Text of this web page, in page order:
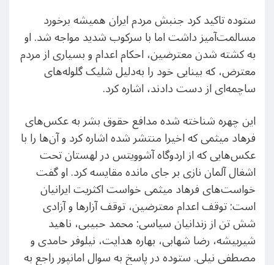
ستوده تاکید کرد جنبش مردم ایران همیشه برخورد
مسالمت‌آمیز داشت اما با سرکوب شدید مواجه شد. او
به کشته شدن معترضین، احکام اعدام و بسیاری از مردم
معترض، که بینایی خود را به‌دلیل شلیک گلوله‌های
ساچمه‌ای از دست دادند، اشاره کرد.
این چهره شناخته شده مدافع حقوق بشر به عکس‌های
فرهاد میثمی که اخیرا منتشر شده اشاره کرد و آن‌ها را با
عکس‌هایی که از اردوگاه آشوویتس در لهستان تحت
اشغال آلمان نازی بر جای مانده مقایسه کرد. او گفت
خواست‌های فرهاد میثمی خواست اکثریت ایرانیان
است: توقف اعدام‌ معترضین، توقف آزارها و آزادی
شش تن از زندانیان سیاسی: محمد حبیبی، ناهید
شیربیشه، رضا شهابی، بهاره هدایت، نیلوفر حامدی و
مصطفی نیلی. ستوده در پاسخ به سوال امانپور راجع به